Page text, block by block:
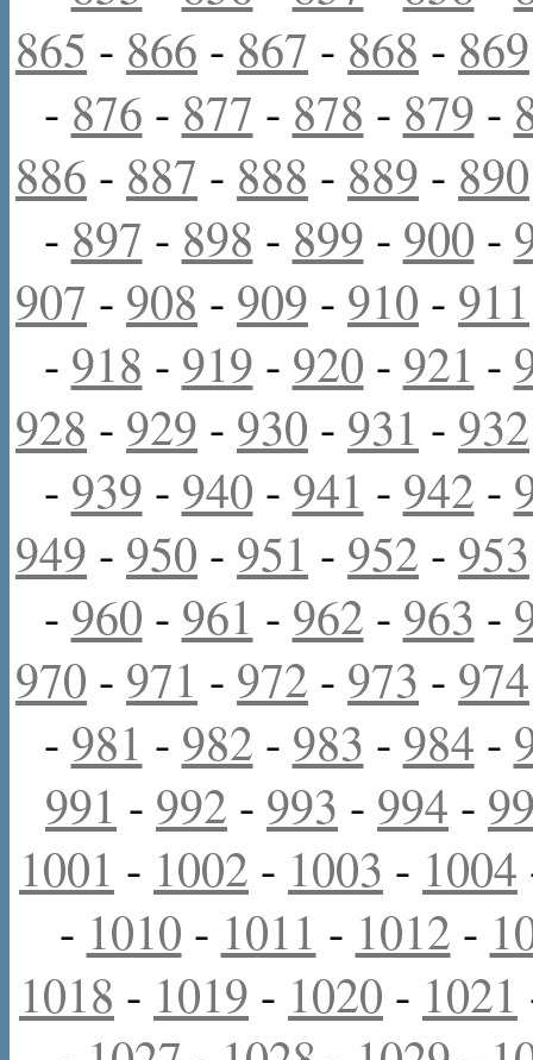
865 - 866 - 867 - 868 - 869
- 876 - 877 - 878 - 879 -
886 - 887 - 888 - 889 - 890
- 897 - 898 - 899 - 900 -
907 - 908 - 909 - 910 - 911
- 918 - 919 - 920 - 921 -
928 - 929 - 930 - 931 - 932
- 939 - 940 - 941 - 942 -
949 - 950 - 951 - 952 - 953
- 960 - 961 - 962 - 963 -
970 - 971 - 972 - 973 - 974
- 981 - 982 - 983 - 984 -
991 - 992 - 993 - 994 -
1001 - 1002 - 1003 - 1004
- 1010 - 1011 - 1012 -
1018 - 1019 - 1020 - 1021